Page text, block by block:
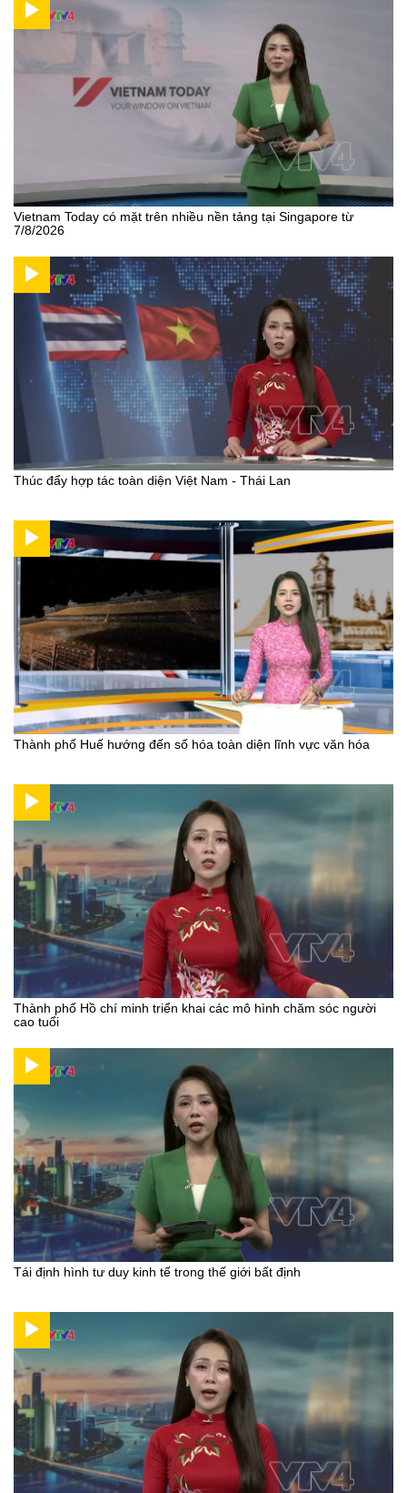
Vietnam Today có mặt trên nhiều nền tảng tại Singapore từ
7/8/2026
Thúc đẩy hợp tác toàn diện Việt Nam - Thái Lan
Thành phố Huế hướng đến số hóa toàn diện lĩnh vực văn hóa
Thành phố Hồ chí minh triển khai các mô hình chăm sóc người
cao tuổi
Tái định hình tư duy kinh tế trong thế giới bất định